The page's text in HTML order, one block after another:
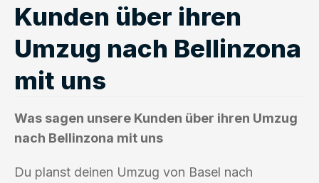
Kunden über ihren
Umzug nach Bellinzona
mit uns
Was sagen unsere Kunden über ihren Umzug
nach Bellinzona mit uns
Du planst deinen Umzug von Basel nach